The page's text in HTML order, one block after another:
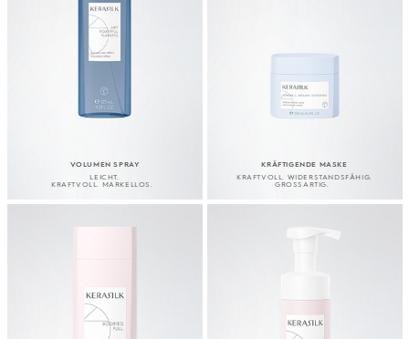
VOLUMEN SPRAY
LEICHT.
KRAFTVOLL. MARKELLOS.
KRÄFTIGENDE MASKE
KRAFTVOLL. WIDERSTANDSFÄHIG.
GROSSARTIG.